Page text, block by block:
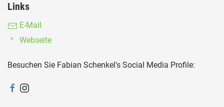
Links
E-Mail
Webseite
Besuchen Sie Fabian Schenkel's Social Media Profile: